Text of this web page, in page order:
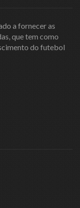
a fornecer as
que tem como
do futebol